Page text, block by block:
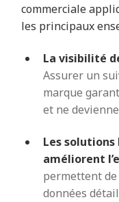
commerciale
les principaux
La visibilité
Assurer un
marque
et ne
Les solutions
améliorent
permettent
données